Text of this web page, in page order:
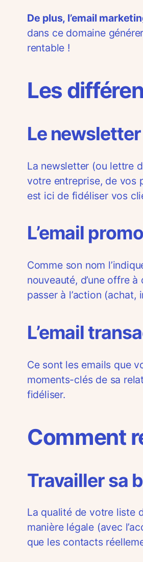
De plus, l’email
dans ce domaine
rentable !
Les
Le newsletter
La newsletter (ou lettre
votre entreprise, de vos
est ici de fidéliser vos
L’email
Comme son nom
nouveauté, d’une offre
passer à l’action
L’email
Ce sont les emails que
moments-clés de sa
fidéliser.
Comment
Travailler sa
La qualité de votre liste
manière légale (avec
que les contacts